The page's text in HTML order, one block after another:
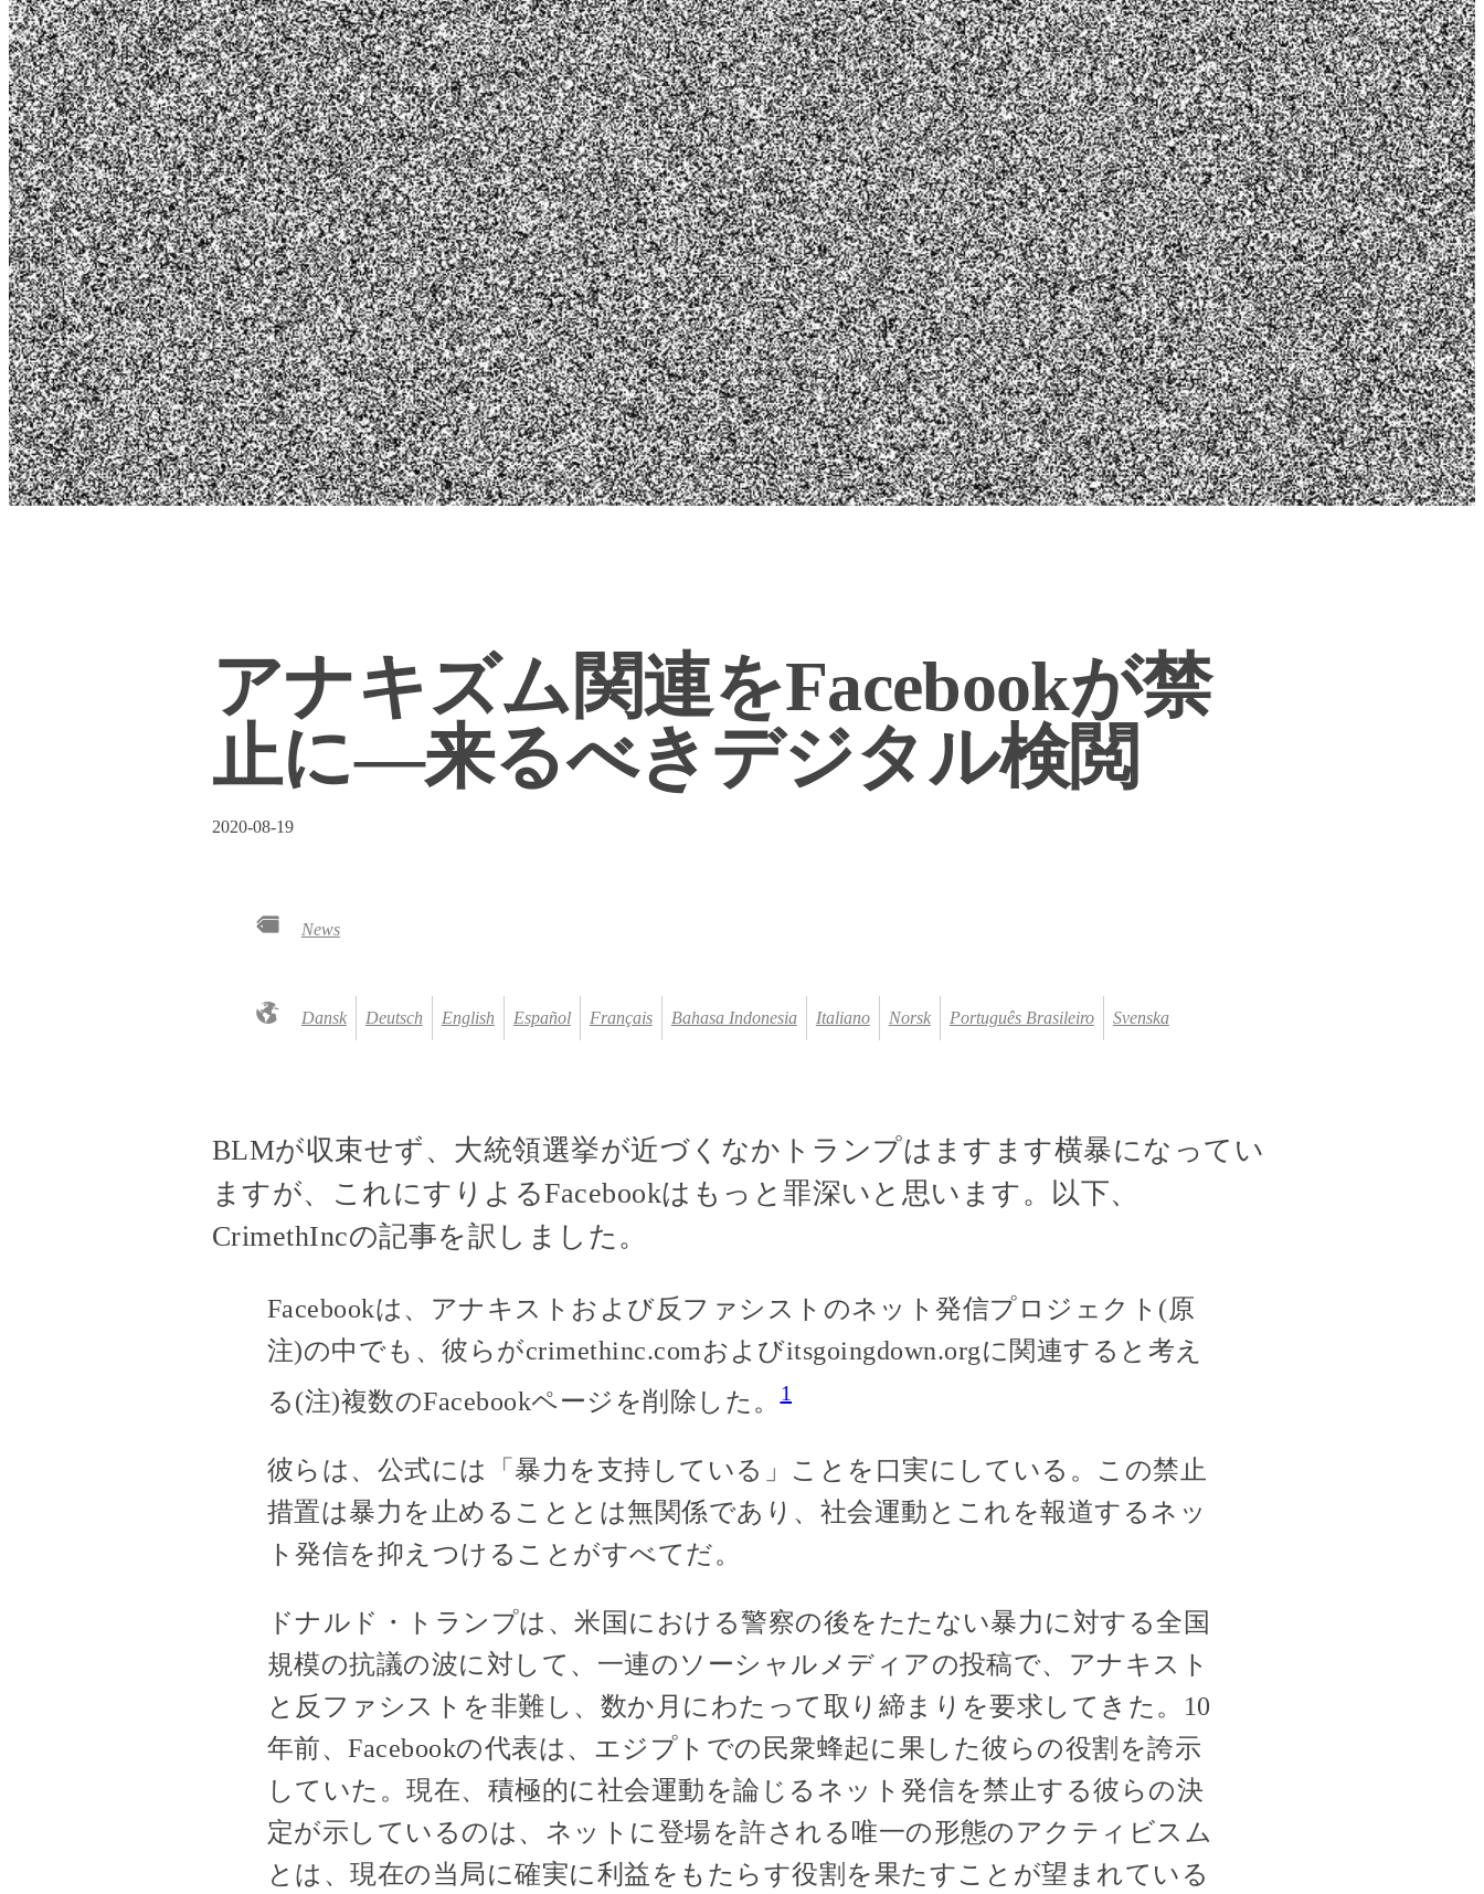
アナキズム関連をFacebookが禁
止に―来るべきデジタル検閲
2020-08-19
News
Dansk Deutsch English Español Français Bahasa Indonesia Italiano Norsk Português Brasileiro Svenska
BLMが収束せず、大統領選挙が近づくなかトランプはますます横暴になってい
ますが、これにすりよるFacebookはもっと罪深いと思います。以下、
CrimethIncの記事を訳しました。
Facebookは、アナキストおよび反ファシストのネット発信プロジェクト(原
注)の中でも、彼らがcrimethinc.comおよびitsgoingdown.orgに関連すると考え
る(注)複数のFacebookページを削除した。1
彼らは、公式には「暴力を支持している」ことを口実にしている。この禁止
措置は暴力を止めることとは無関係であり、社会運動とこれを報道するネッ
ト発信を抑えつけることがすべてだ。
ドナルド・トランプは、米国における警察の後をたたない暴力に対する全国
規模の抗議の波に対して、一連のソーシャルメディアの投稿で、アナキスト
と反ファシストを非難し、数か月にわたって取り締まりを要求してきた。10
年前、Facebookの代表は、エジプトでの民衆蜂起に果した彼らの役割を誇示
していた。現在、積極的に社会運動を論じるネット発信を禁止する彼らの決
定が示しているのは、ネットに登場を許される唯一の形態のアクティビスム
とは、現在の当局に確実に利益をもたらす役割を果たすことが望まれている